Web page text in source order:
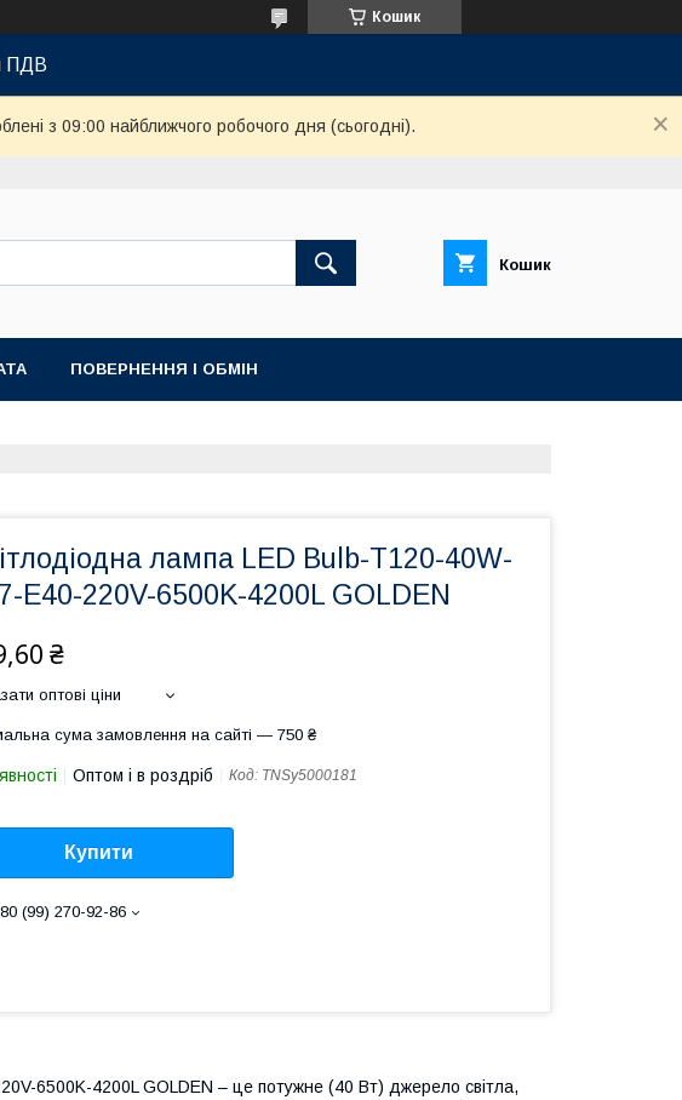
Кошик
ПДВ
з 09:00 найближчого робочого дня (сьогодні).
Кошик
ПОВЕРНЕННЯ І ОБМІН
лампа LED Bulb-T120-40W-
E40-220V-6500K-4200L GOLDEN
₴
оптові ціни
сума замовлення на сайті — 750 ₴
Оптом і в роздріб Код: TNSy5000181
Купити
(99) 270-92-86
6500K-4200L GOLDEN – це потужне (40 Вт) джерело світла,